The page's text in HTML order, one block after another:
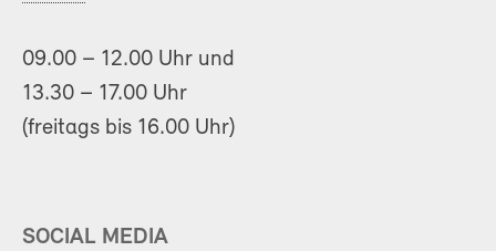
09.00 – 12.00 Uhr und
13.30 – 17.00 Uhr
(freitags bis 16.00 Uhr)
SOCIAL MEDIA